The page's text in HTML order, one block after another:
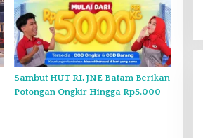
Sambut HUT RI, JNE Batam Berikan
Potongan Ongkir Hingga Rp5.000